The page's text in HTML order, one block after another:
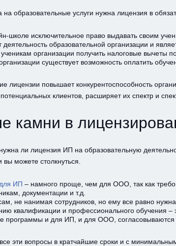
на образовательные услуги нужна лицензия в
школе исключительное право выдавать своим
деятельность образовательной организации и
организации получить налоговые вычеты
существует возможность оплатить
лицензии повышает конкурентоспособность
клиентов, расширяет их спектр и
камни в
ли лицензия ИП на образовательную
можете столкнуться.
ИП – намного проще, чем для ООО, так как
документации и т.д.
не нанимая сотрудников, но ему все равно нужна
квалификации и профессионального обучения
программы и для ИП, и для ООО,
эти вопросы в кратчайшие сроки и с